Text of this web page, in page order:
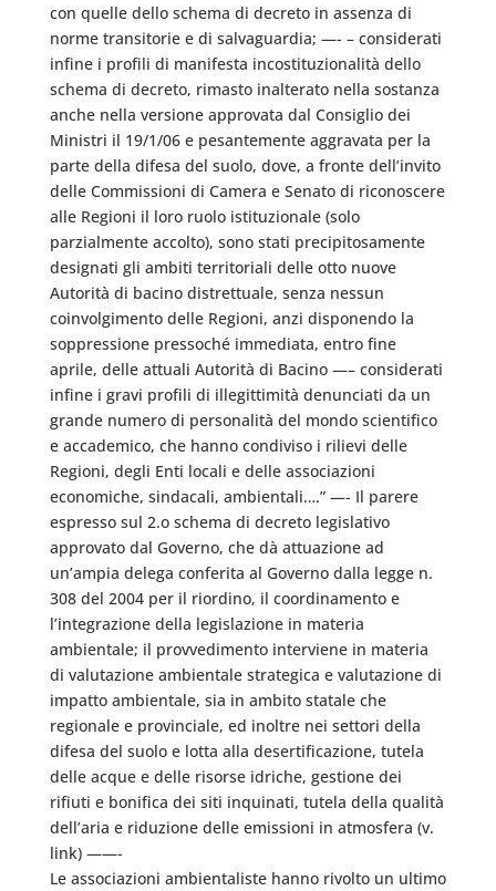
con quelle dello schema di decreto in assenza di
norme transitorie e di salvaguardia; —- – considerati
infine i profili di manifesta incostituzionalità dello
schema di decreto, rimasto inalterato nella sostanza
anche nella versione approvata dal Consiglio dei
Ministri il 19/1/06 e pesantemente aggravata per la
parte della difesa del suolo, dove, a fronte dell’invito
delle Commissioni di Camera e Senato di riconoscere
alle Regioni il loro ruolo istituzionale (solo
parzialmente accolto), sono stati precipitosamente
designati gli ambiti territoriali delle otto nuove
Autorità di bacino distrettuale, senza nessun
coinvolgimento delle Regioni, anzi disponendo la
soppressione pressoché immediata, entro fine
aprile, delle attuali Autorità di Bacino —– considerati
infine i gravi profili di illegittimità denunciati da un
grande numero di personalità del mondo scientifico
e accademico, che hanno condiviso i rilievi delle
Regioni, degli Enti locali e delle associazioni
economiche, sindacali, ambientali….” —- Il parere
espresso sul 2.o schema di decreto legislativo
approvato dal Governo, che dà attuazione ad
un’ampia delega conferita al Governo dalla legge n.
308 del 2004 per il riordino, il coordinamento e
l’integrazione della legislazione in materia
ambientale; il provvedimento interviene in materia
di valutazione ambientale strategica e valutazione di
impatto ambientale, sia in ambito statale che
regionale e provinciale, ed inoltre nei settori della
difesa del suolo e lotta alla desertificazione, tutela
delle acque e delle risorse idriche, gestione dei
rifiuti e bonifica dei siti inquinati, tutela della qualità
dell’aria e riduzione delle emissioni in atmosfera (v.
link) ——-
Le associazioni ambientaliste hanno rivolto un ultimo